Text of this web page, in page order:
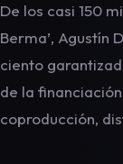
De los casi 150
Berma’, Agustín
ciento
de la
coproducción,